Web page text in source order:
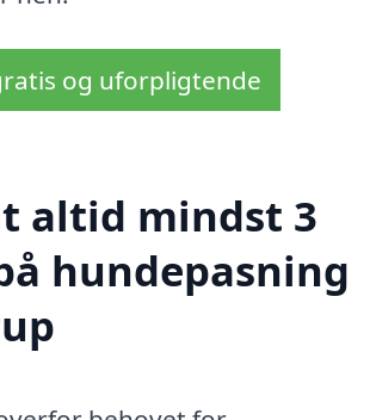
og uforpligtende
altid mindst 3
hundepasning